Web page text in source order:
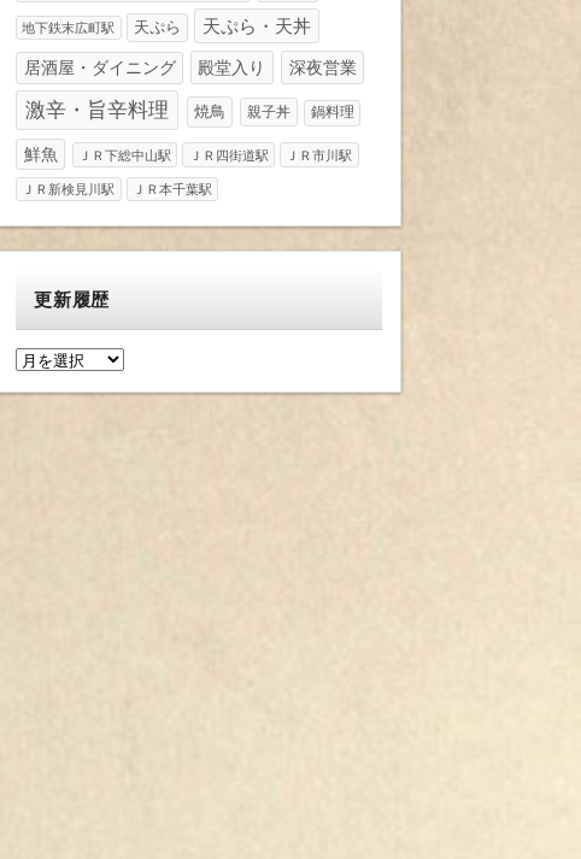
地下鉄末広町駅 天ぷら 天ぷら・天丼
居酒屋・ダイニング 殿堂入り 深夜営業
激辛・旨辛料理 焼鳥 親子丼 鍋料理
鮮魚 ＪＲ下総中山駅 ＪＲ四街道駅 ＪＲ市川駅
ＪＲ新検見川駅 ＪＲ本千葉駅
更新履歴
更